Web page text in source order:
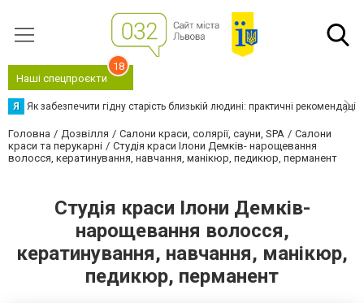
Наші спецпроєкти
18
Я Як забезпечити гідну старість близькій людині: практичні рекомендації
Головна Дозвілля Салони краси, солярії, сауни, SPA
Салони
краси та перукарні
Студія краси Ілони Демків- нарощевання
волосся, кератинування, навчання, манікюр, педикюр, перманент
Студія краси Ілони Демків-
нарощевання волосся,
кератинування, навчання, манікюр,
педикюр, перманент